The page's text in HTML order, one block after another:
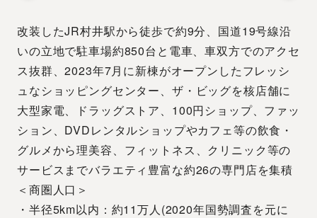
改装したJR村井駅から徒歩で約9分、国道19号線沿
いの立地で駐車場約850台と電車、車双方でのアクセ
ス抜群、2023年7月に新棟がオープンしたフレッシ
ュなショッピングセンター、ザ・ビッグを核店舗に
大型家電、ドラッグストア、100円ショップ、ファッ
ション、DVDレンタルショップやカフェ等の飲食・
グルメから理美容、フィットネス、クリニック等の
サービスまでバラエティ豊富な約26の専門店を集積
＜商圏人口＞
・半径5km以内：約11万人(2020年国勢調査を元に